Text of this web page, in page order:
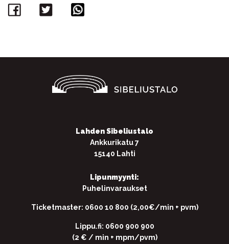
Facebook
Twitter
Lahden Sibeliustalo
Ankkurikatu 7
15140 Lahti
Lipunmyynti:
Puhelinvaraukset
Ticketmaster: 0600 10 800 (2,00€/min + pvm)
Lippu.fi: 0600 900 900
(2 € / min + mpm/pvm)